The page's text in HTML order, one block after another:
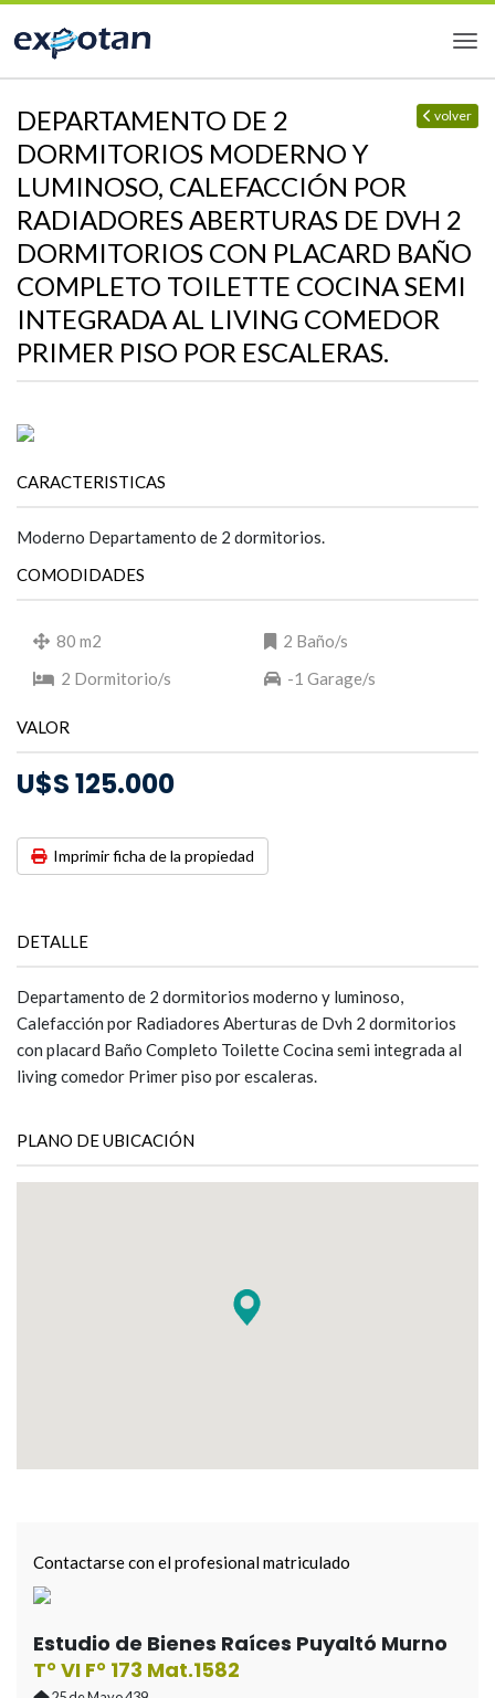
volver
DEPARTAMENTO DE 2
DORMITORIOS MODERNO Y
LUMINOSO, CALEFACCIÓN POR
RADIADORES ABERTURAS DE DVH 2
DORMITORIOS CON PLACARD BAÑO
COMPLETO TOILETTE COCINA SEMI
INTEGRADA AL LIVING COMEDOR
PRIMER PISO POR ESCALERAS.
CARACTERISTICAS
Moderno Departamento de 2 dormitorios.
COMODIDADES
80 m2
2 Baño/s
2 Dormitorio/s
-1 Garage/s
VALOR
U$S 125.000
Imprimir ficha de la propiedad
DETALLE
Departamento de 2 dormitorios moderno y luminoso,
Calefacción por Radiadores Aberturas de Dvh 2 dormitorios
con placard Baño Completo Toilette Cocina semi integrada al
living comedor Primer piso por escaleras.
PLANO DE UBICACIÓN
Contactarse con el profesional matriculado
Estudio de Bienes Raíces Puyaltó Murno
T° VI F° 173 Mat.1582